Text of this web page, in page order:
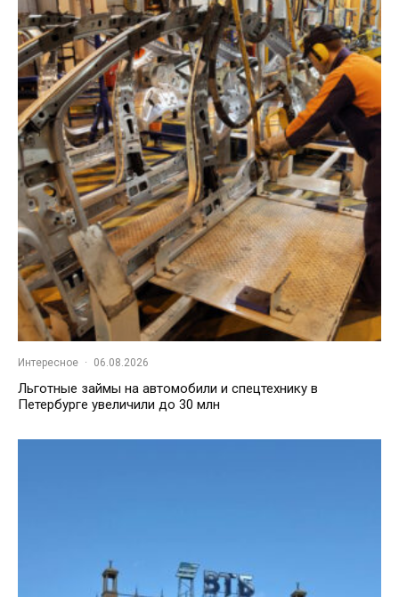
Интересное · 06.08.2026
Льготные займы на автомобили и спецтехнику в
Петербурге увеличили до 30 млн